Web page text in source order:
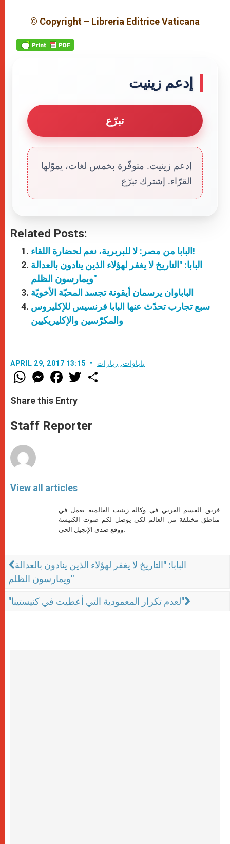
© Copyright – Libreria Editrice Vaticana
إدعم زينيت
تبرّع
إدعم زينيت. متوفّرة بخمس لغات، يموّلها
القرّاء. إشترك تبرّع
Related Posts:
البابا من مصر: لا للبربرية، نعم لحضارة اللقاء!
البابا: "التاريخ لا يغفر لهؤلاء الذين ينادون بالعدالة
ويمارسون الظلم"
الباباوان يرسمان أيقونة تجسد المحبّة الأخويّة
سبع تجارب تحدّث عنها البابا فرنسيس للإكليروس
والمكرّسين والإكليريكيين
APRIL 29, 2017 13:15 باباوات, زيارات
W
h
t
s
p
p
M
e
s
e
g
e
F
a
e
b
o
k
w
r
Share this Entry
Staff Reporter
View all articles
فريق القسم العربي في وكالة زينيت العالمية يعمل في
مناطق مختلفة من العالم لكي يوصل لكم صوت الكنيسة
ووقع صدى الإنجيل الحي.
البابا: "التاريخ لا يغفر لهؤلاء الذين ينادون بالعدالة
ويمارسون الظلم"
"لعدم تكرار المعمودية التي أعطيت في كنيستينا"